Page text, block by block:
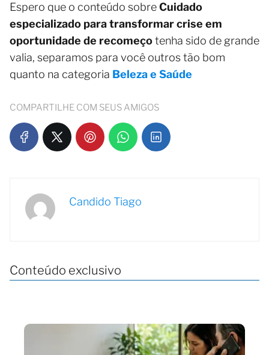
Espero que o conteúdo sobreCuidado
especializado para transformar crise em
oportunidade de recomeçotenha sido de grande
valia, separamos para você outros tão bom
quanto na categoria Beleza e Saúde
COMPARTILHE COM SEUS AMIGOS
Candido Tiago
Conteúdo exclusivo